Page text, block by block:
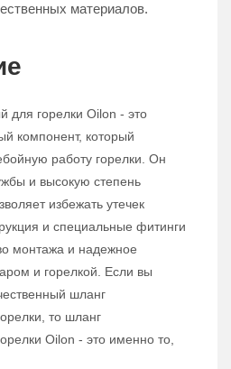
материалов.
для горелки Oilon - это
компонент, который
работу горелки. Он
и высокую степень
избежать утечек
и специальные фитинги
монтажа и надежное
и горелкой. Если вы
шланг
то шланг
Oilon - это именно то,